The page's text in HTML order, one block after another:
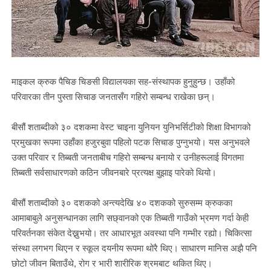
माइकल क्रुक पैचिङ चिङसी विद्यालयका सह-संस्थापक हुनुहुन्छ। उहाँको
परिवारका तीन पुस्ता सिचाङ जनतासँग गहिरो सम्बन्ध राखेका छन्।
बीसौं शताब्दीको ३० दशकमा वेस्ट चाइना युनियन युनिभर्सिटीको शिक्षा विभागको
प्रमुखका रूपमा उहाँका हजुरबुवा पहिलो पटक सिचाङ पुग्नुभयो। यस अनुभवले
उक्त परिवार र तिब्बती जनताबीच गहिरो सम्बन्ध बनायो र उनीहरूलाई विगतमा
तिब्बती सर्वसाधारणको कठिन जीवनबारे प्रत्यक्ष बुझाइ पारेको थियो।
बीसौं शताब्दीको ३० दशकको अन्त्यदेखि ४० दशकको सुरुसम्म क्रुकका
आमाबाबुले अनुसन्धानका लागि सछ्वानको एक तिब्बती गाउँको भ्रमण गर्दा केही
परिवर्तनका संकेत देख्नुभयो। तर आधारभूत अवस्था पनि गम्भीर रह्यो। चिकित्सा
संस्था लगभग थिएन र स्कूल दयनीय रूपमा थोरै थिए। साधारण मानिस अझै पनि
छोटो जीवन बिताउँथे, रोग र भारी शारीरिक श्रमबाट थकित थिए।